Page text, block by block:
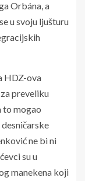
Orbána, a
u svoju ljušturu
HDZ-ova
preveliku
to mogao
ne bi ni
su u
manekena koji